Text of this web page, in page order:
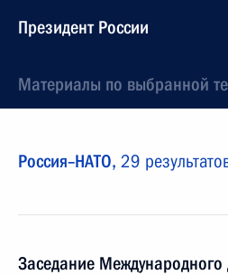
Президент России
Материалы по выбранной
Россия–НАТО, 29
Заседание Международного